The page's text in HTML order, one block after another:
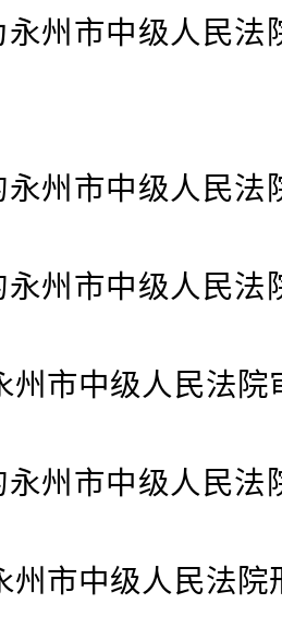
市中级人民法
市中级人民法
市中级人民法
市中级人民法院
市中级人民法
市中级人民法院